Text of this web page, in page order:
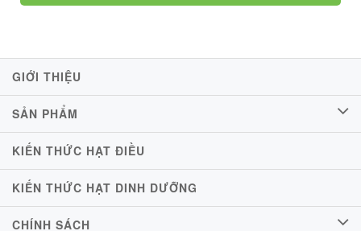
GIỚI THIỆU
SẢN PHẨM
KIẾN THỨC HẠT ĐIỀU
KIẾN THỨC HẠT DINH DƯỠNG
CHÍNH SÁCH